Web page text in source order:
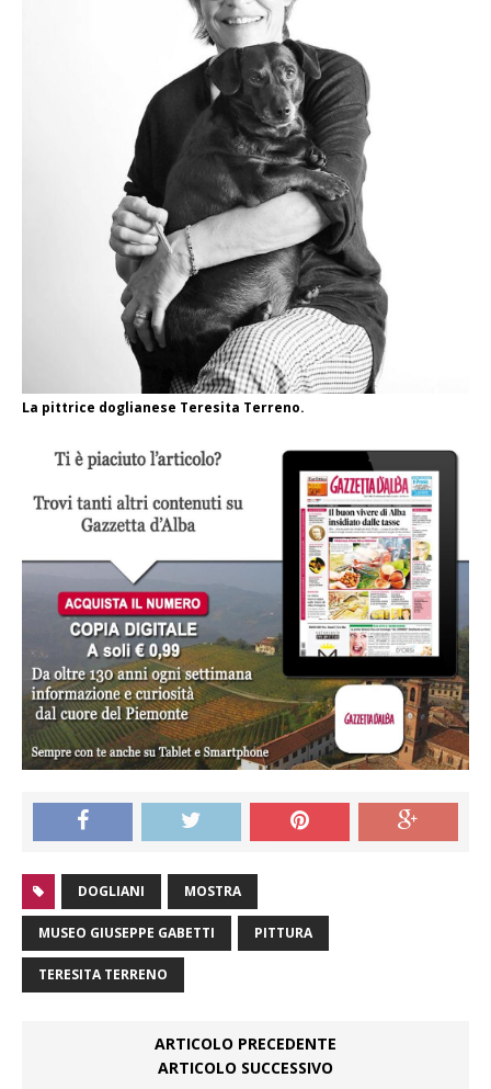
La pittrice doglianese Teresita Terreno.
DOGLIANI MOSTRA
MUSEO GIUSEPPE GABETTI PITTURA
TERESITA TERRENO
ARTICOLO PRECEDENTE
ARTICOLO SUCCESSIVO